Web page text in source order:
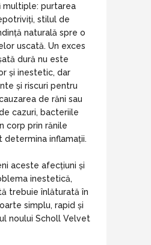
multiple: purtarea
stilul de
naturală spre o
uscată. Un exces
dură nu este
și inestetic, dar
și riscuri pentru
de răni sau
cazuri, bacteriile
corp prin rănile
determina inflamații.
aceste afecțiuni și
inestetică,
trebuie înlăturată în
simplu, rapid și
noului Scholl Velvet